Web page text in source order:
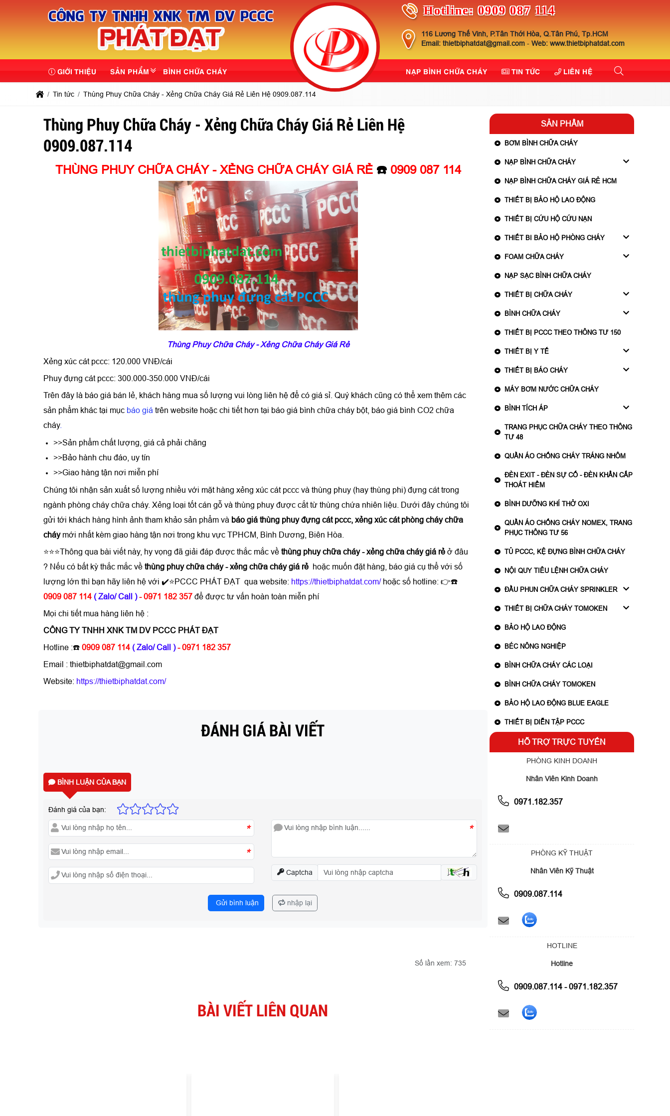
Hotline: 0909 087 114
116 Lương Thế Vinh, P.Tân Thới Hòa, Q.Tân Phú, Tp.HCM
Email: thietbiphatdat@gmail.com- Web: www.thietbiphatdat.com
GIỚI THIỆU SẢN PHẨM BÌNH CHỮA CHÁY NẠP BÌNH CHỮA CHÁY TIN TỨC LIÊN HỆ
Tin tức Thùng Phuy Chữa Cháy - Xẻng Chữa Cháy Giá Rẻ Liên Hệ 0909.087.114
Thùng Phuy Chữa Cháy - Xẻng Chữa Cháy Giá Rẻ Liên Hệ
0909.087.114
THÙNG PHUY CHỮA CHÁY - XẺNG CHỮA CHÁY GIÁ RẺ ☎️ 0909 087 114
Thùng Phuy Chữa Cháy - Xẻng Chữa Cháy Giá Rẻ
Xẻng xúc cát pccc: 120.000 VNĐ/cái
Phuy đựng cát pccc: 300.000-350.000 VNĐ/cái
Trên đây là báo giá bán lẻ, khách hàng mua số lượng vui lòng liên hệ để có giá sỉ. Quý khách cũng có thể xem thêm các
sản phẩm khác tại mục báo giá trên website hoặc chi tiết hơn tại báo giá bình chữa cháy bột, báo giá bình CO2 chữa
cháy.
>>Sản phẩm chất lượng, giá cả phải chăng
>>Bảo hành chu đáo, uy tín
>>Giao hàng tận nơi miễn phí
Chúng tôi nhận sản xuất số lượng nhiều với mặt hàng xẻng xúc cát pccc và thùng phuy (hay thùng phi) đựng cát trong
ngành phòng cháy chữa cháy. Xẻng loại tốt cán gỗ và thùng phuy được cắt từ thùng chứa nhiên liệu. Dưới đây chúng tôi
gửi tới khách hàng hình ảnh tham khảo sản phẩm và báo giá thùng phuy đựng cát pccc, xẻng xúc cát phòng cháy chữa
cháymới nhất kèm giao hàng tận nơi trong khu vực TPHCM, Bình Dương, Biên Hòa.
⭐⭐⭐Thông qua bài viết này, hy vọng đã giải đáp được thắc mắc về thùng phuy chữa cháy - xẻng chữa cháy giá rẻ ở đâu
? Nếu có bất kỳ thắc mắc về thùng phuy chữa cháy - xẻng chữa cháy giá rẻ​​​​​​​ hoặc muốn đặt hàng, báo giá cụ thể với số
lượng lớn thì bạn hãy liên hệ với ✔️⭐PCCC PHÁT ĐẠT qua website: https://thietbiphatdat.com/ hoặc số hotline: 👉☎️
0909 087 114 ( Zalo/ Call ) - 0971 182 357 để được tư vấn hoàn toàn miễn phí
Mọi chi tiết mua hàng liên hệ :
CÔNG TY TNHH XNK TM DV PCCC PHÁT ĐẠT
Hotline :☎️ 0909 087 114 ( Zalo/ Call ) - 0971 182 357
Email : thietbiphatdat@gmail.com
Website: https://thietbiphatdat.com/
ĐÁNH GIÁ BÀI VIẾT
BÌNH LUẬN CỦA BẠN
Đánh giá của bạn:
*
*
*
Captcha
Gửi bình luận nhập lại
Số lần xem: 735
BÀI VIẾT LIÊN QUAN
SẢN PHẨM
BƠM BÌNH CHỮA CHÁY
NẠP BÌNH CHỮA CHÁY
NẠP BÌNH CHỮA CHÁY GIÁ RẺ HCM
THIẾT BỊ BẢO HỘ LAO ĐỘNG
THIẾT BỊ CỨU HỘ CỨU NẠN
THIẾT BI BẢO HỘ PHÒNG CHÁY
FOAM CHỮA CHÁY
NẠP SẠC BÌNH CHỮA CHÁY
THIẾT BỊ CHỮA CHÁY
BÌNH CHỮA CHÁY
THIẾT BỊ PCCC THEO THÔNG TƯ 150
THIẾT BỊ Y TẾ
THIẾT BỊ BÁO CHÁY
MÁY BƠM NƯỚC CHỮA CHÁY
BÌNH TÍCH ÁP
TRANG PHỤC CHỮA CHÁY THEO THÔNG
TƯ 48
QUẦN ÁO CHỐNG CHÁY TRÁNG NHÔM
ĐÈN EXIT - ĐÈN SỰ CỐ - ĐÈN KHẨN CẤP
THOÁT HIỂM
BÌNH DƯỠNG KHÍ THỞ OXI
QUẦN ÁO CHỐNG CHÁY NOMEX, TRANG
PHỤC THÔNG TƯ 56
TỦ PCCC, KỆ ĐỰNG BÌNH CHỮA CHÁY
NỘI QUY TIÊU LỆNH CHỮA CHÁY
ĐẦU PHUN CHỮA CHÁY SPRINKLER
THIẾT BỊ CHỮA CHÁY TOMOKEN
BẢO HỘ LAO ĐỘNG
BÉC NÔNG NGHIỆP
BÌNH CHỮA CHÁY CÁC LOẠI
BÌNH CHỮA CHÁY TOMOKEN
BẢO HỘ LAO ĐỘNG BLUE EAGLE
THIẾT BỊ DIỄN TẬP PCCC
HỖ TRỢ TRỰC TUYẾN
PHÒNG KINH DOANH
Nhân Viên Kinh Doanh
0971.182.357
PHÒNG KỸ THUẬT
Nhân Viên Kỹ Thuật
0909.087.114
HOTLINE
Hotline
0909.087.114 - 0971.182.357